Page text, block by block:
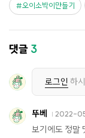
오이소박이만들기
댓글 3
로그인 하
뚜베 2022-
보기에도 정말